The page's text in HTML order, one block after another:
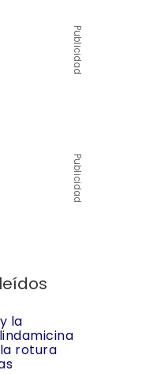
Publicidad
Publicidad
la
rotura